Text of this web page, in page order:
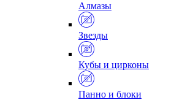
Алмазы
Звезды
Кубы и цирконы
Панно и блоки